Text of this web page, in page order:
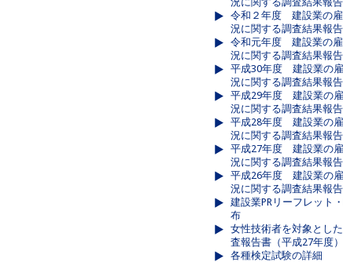
令和２年度 建設業の雇
況に関する調査結果報
令和元年度 建設業の雇
況に関する調査結果報
平成30年度 建設業の
況に関する調査結果報
平成29年度 建設業の
況に関する調査結果報
平成28年度 建設業の
況に関する調査結果報
平成27年度 建設業の
況に関する調査結果報
平成26年度 建設業の
況に関する調査結果報
建設業PRリーフレット
布
女性技術者を対象とし
査報告書（平成27年度）
各種検定試験の詳細